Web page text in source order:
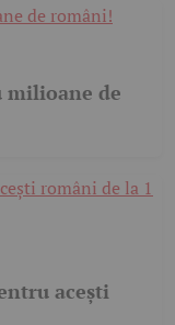
de
acești